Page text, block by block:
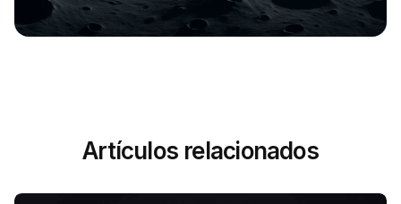
Artículos relacionados